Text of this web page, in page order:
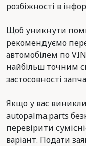
розбіжності в
Щоб уникнути
рекомендуємо
автомобілем по
найбільш точним
застосовності
Якщо у вас
autopalma.parts
перевірити
варіант. Подати